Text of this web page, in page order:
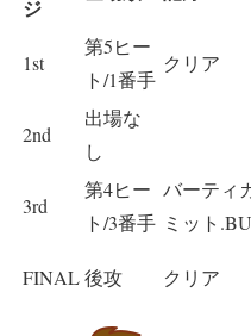
ジ
1st
第5ヒー
ト/1番手
クリア
2nd
出場な
し
3rd
第4ヒー
ト/3番手
バーティ
ミット
FINAL後攻 クリア